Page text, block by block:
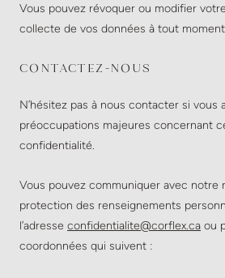
Vous pouvez révoquer ou modifier
collecte de vos données à tout
CONTACTEZ-NOUS
N’hésitez pas à nous contacter si vous
préoccupations majeures concernant
confidentialité.
Vous pouvez communiquer avec notre
protection des renseignements
l’adresse confidentialite@corflex.ca ou
coordonnées qui suivent :